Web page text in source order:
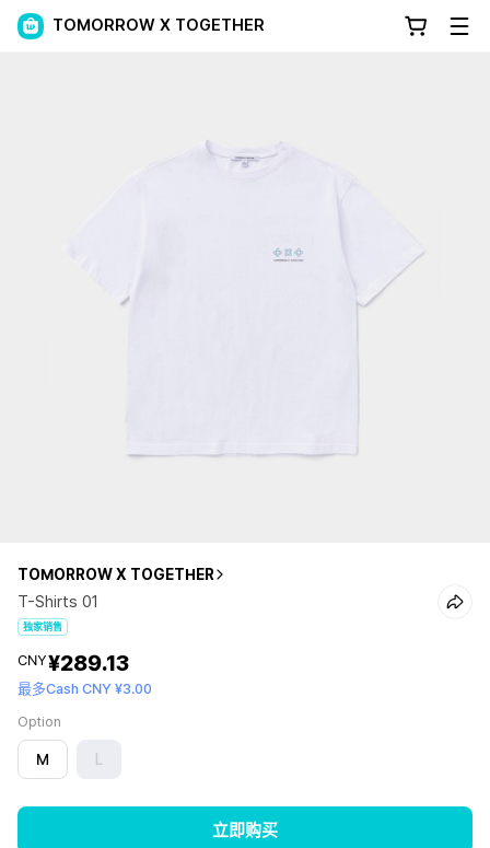
TOMORROW X TOGETHER
TOMORROW X TOGETHER
T-Shirts 01
独家销售
CNY¥289.13
最多Cash CNY ¥3.00
Option
M
立即购买